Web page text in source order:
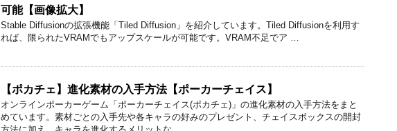
可能【画像拡大】
Stable Diffusionの拡張機能「Tiled Diffusion」を紹介しています。Tiled Diffusionを利用す
れば、限られたVRAMでもアップスケールが可能です。VRAM不足でア …
【ポカチェ】進化素材の入手方法【ポーカーチェイス】
オンラインポーカーゲーム「ポーカーチェイス(ポカチェ)」の進化素材の入手方法をまと
めています。素材ごとの入手先や各キャラの好みのプレゼント、チェイスボックスの開封